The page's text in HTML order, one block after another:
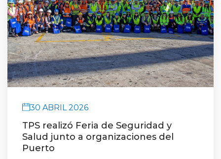
30 ABRIL 2026
TPS realizó Feria de Seguridad y
Salud junto a organizaciones del
Puerto